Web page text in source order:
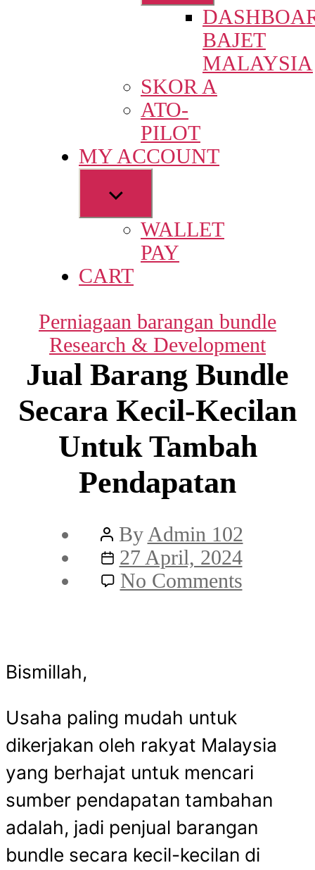
menu
BAJET
MALAYSIA
SKOR A
ATO-
PILOT
MY ACCOUNT
Show
sub
menuWALLET
PAY
CART
Categories
Perniagaan barangan bundle
Research & Development
Jual Barang Bundle
Secara Kecil-Kecilan
Untuk Tambah
Pendapatan
Post
author
By Admin 102
Post
date
27 April, 2024
No Commentson
Untuk
Tambah
Bismillah,
Usaha paling mudah untuk
dikerjakan oleh rakyat Malaysia
yang berhajat untuk mencari
sumber pendapatan tambahan
adalah, jadi penjual barangan
bundle secara kecil-kecilan di